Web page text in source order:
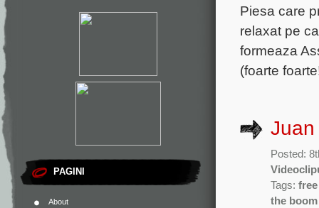
PAGINI
About
Piesa care
relaxat pe
formeaza
(foarte
Posted:
Tags:
the